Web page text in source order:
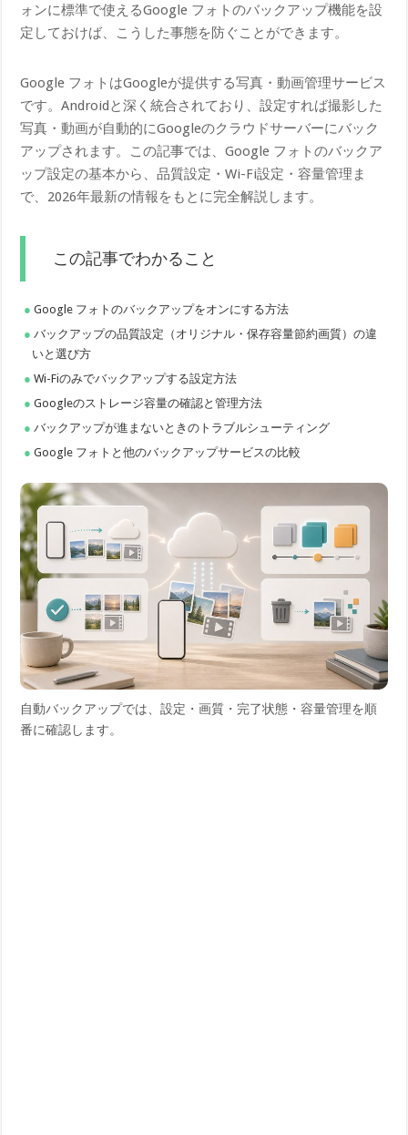
ォンに標準で使えるGoogle フォトのバックアップ機能を設
定しておけば、こうした事態を防ぐことができます。
Google フォトはGoogleが提供する写真・動画管理サービス
です。Androidと深く統合されており、設定すれば撮影した
写真・動画が自動的にGoogleのクラウドサーバーにバック
アップされます。この記事では、Google フォトのバックア
ップ設定の基本から、品質設定・Wi-Fi設定・容量管理ま
で、2026年最新の情報をもとに完全解説します。
この記事でわかること
Google フォトのバックアップをオンにする方法
バックアップの品質設定（オリジナル・保存容量節約画質）の違
いと選び方
Wi-Fiのみでバックアップする設定方法
Googleのストレージ容量の確認と管理方法
バックアップが進まないときのトラブルシューティング
Google フォトと他のバックアップサービスの比較
自動バックアップでは、設定・画質・完了状態・容量管理を順
番に確認します。